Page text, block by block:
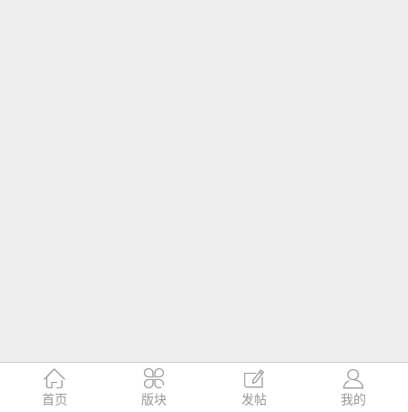

首页

版块

发帖

我的